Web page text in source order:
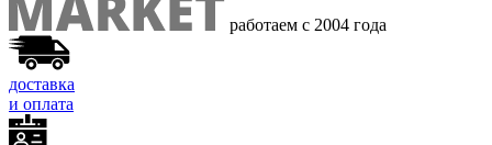
работаем с 2004 года
доставка
и оплата